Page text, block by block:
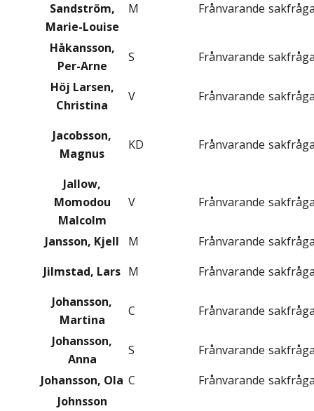
Sandström,
Marie-Louise
M Frånvarande
Håkansson,
Per-Arne
S Frånvarande
Höj Larsen,
Christina
V Frånvarande
Jacobsson,
Magnus
KD Frånvarande
Jallow,
Momodou
Malcolm
V Frånvarande
Jansson, Kjell M Frånvarande
Jilmstad, Lars M Frånvarande
Johansson,
Martina
C Frånvarande
Johansson,
Anna
S Frånvarande
Johansson, Ola C Frånvarande
Johnsson